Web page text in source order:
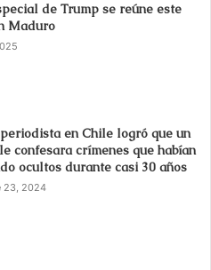
de Trump se reúne este
Maduro
en Chile logró que un
confesara crímenes que habían
ocultos durante casi 30 años
23, 2024